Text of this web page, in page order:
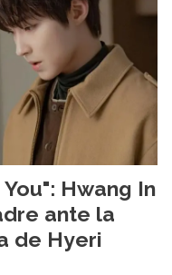
Hwang In
ante la
de Hyeri